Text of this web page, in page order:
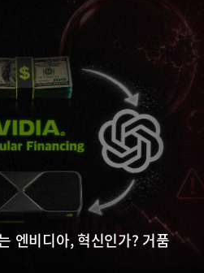
엔비디아, 혁신인가? 거품